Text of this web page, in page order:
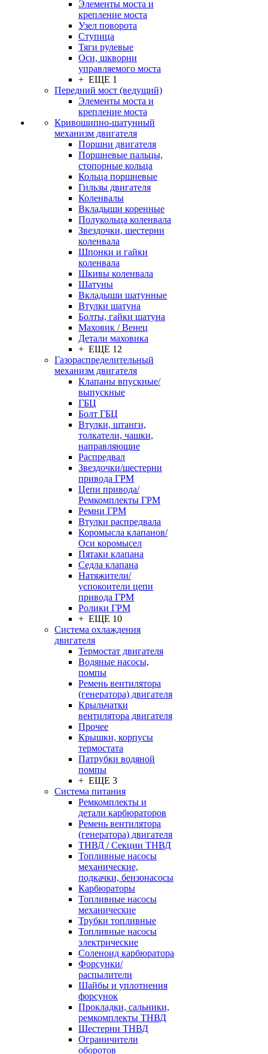
Элементы моста и
крепление моста
Узел поворота
Ступица
Тяги рулевые
Оси, шкворни
управляемого моста
+ ЕЩЕ 1
Передний мост (ведущий)
Элементы моста и
крепление моста
Кривошипно-шатунный
механизм двигателя
Поршни двигателя
Поршневые пальцы,
стопорные кольца
Кольца поршневые
Гильзы двигателя
Коленвалы
Вкладыши коренные
Полукольца коленвала
Звездочки, шестерни
коленвала
Шпонки и гайки
коленвала
Шкивы коленвала
Шатуны
Вкладыши шатунные
Втулки шатуна
Болты, гайки шатуна
Маховик / Венец
Детали маховика
+ ЕЩЕ 12
Газораспределительный
механизм двигателя
Клапаны впускные/
выпускные
ГБЦ
Болт ГБЦ
Втулки, штанги,
толкатели, чашки,
направляющие
Распредвал
Звездочки/шестерни
привода ГРМ
Цепи привода/
Ремкомплекты ГРМ
Ремни ГРМ
Втулки распредвала
Коромысла клапанов/
Оси коромысел
Пятаки клапана
Седла клапана
Натяжители/
успокоители цепи
привода ГРМ
Ролики ГРМ
+ ЕЩЕ 10
Система охлаждения
двигателя
Термостат двигателя
Водяные насосы,
помпы
Ремень вентилятора
(генератора) двигателя
Крыльчатки
вентилятора двигателя
Прочее
Крышки, корпусы
термостата
Патрубки водяной
помпы
+ ЕЩЕ 3
Система питания
Ремкомплекты и
детали карбюраторов
Ремень вентилятора
(генератора) двигателя
ТНВД / Секции ТНВД
Топливные насосы
механические,
подкачки, бензонасосы
Карбюраторы
Топливные насосы
механические
Трубки топливные
Топливные насосы
электрические
Соленоид карбюратора
Форсунки/
распылители
Шайбы и уплотнения
форсунок
Прокладки, сальники,
ремкомплекты ТНВД
Шестерни ТНВД
Ограничители
оборотов